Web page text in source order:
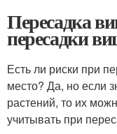
Пересадка
пересадки
Есть ли риски при
место? Да, но если
растений, то их
учитывать при